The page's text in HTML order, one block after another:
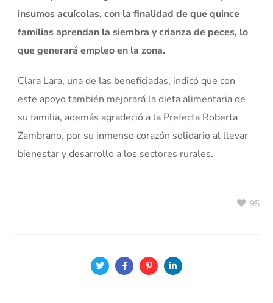
insumos acuícolas, con la finalidad de que quince
familias aprendan la siembra y crianza de peces, lo
que generará empleo en la zona.
Clara Lara, una de las beneficiadas, indicó que con
este apoyo también mejorará la dieta alimentaria de
su familia, además agradeció a la Prefecta Roberta
Zambrano, por su inmenso corazón solidario al llevar
bienestar y desarrollo a los sectores rurales.
95